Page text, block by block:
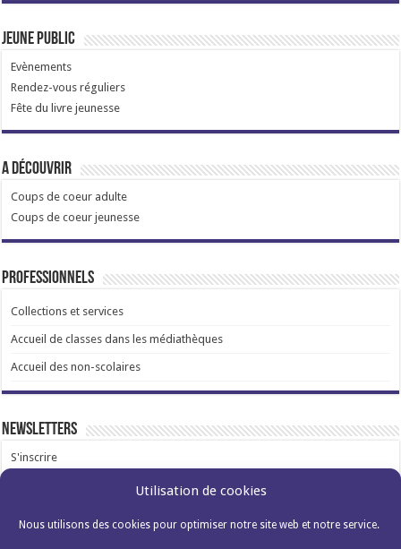
Utilisation de cookies
Nous utilisons des cookies pour optimiser notre site web et notre service.
Jeune public
Evènements
Rendez-vous réguliers
Fête du livre jeunesse
A découvrir
Coups de coeur adulte
Coups de coeur jeunesse
Professionnels
Collections et services
Accueil de classes dans les médiathèques
Accueil des non-scolaires
Newsletters
S'inscrire